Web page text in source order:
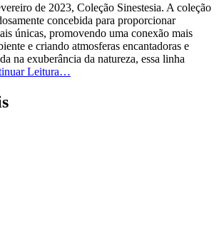
de 2023, Coleção Sinestesia. A coleção
concebida para proporcionar
únicas, promovendo uma conexão mais
e criando atmosferas encantadoras e
na exuberância da natureza, essa linha
Leitura…